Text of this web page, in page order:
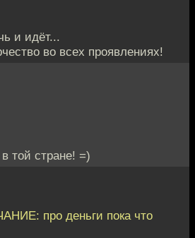
и идёт...
во всех проявлениях!
той стране! =)
про деньги пока что